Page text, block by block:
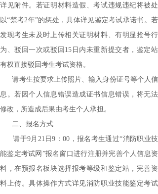
详见附件。若证明材料造假、考试违规违纪将被处
以“禁考2年”的惩处，具体详见鉴定考试承诺书。若
发现考生未及时上传相关证明材料、有明显抢号行
为、驳回一次或驳回15日内未重新提交者，鉴定站
有权直接驳回考生考试资格。
请考生按要求上传照片、输入身份证号等个人信
息。若因个人信息错误造成证书信息错误，将无法
修改，所造成后果由考生个人承担。
二、报名方式
请于9月21日9：00， 报名考生通过“消防职业技
能鉴定考试网”报名窗口进行注册并完善个人信息资
料，在预报名板块选择报考等级和鉴定站，完善资
料上传。具体操作方式详见消防职业技能鉴定考试